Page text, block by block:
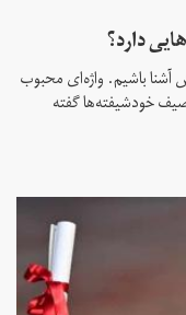
دارد؟
آشنا باشیم. واژه‌ای محبوب
خودشیفته‌ها گفته